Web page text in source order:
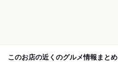
このお店の近くのグルメ情報まとめ